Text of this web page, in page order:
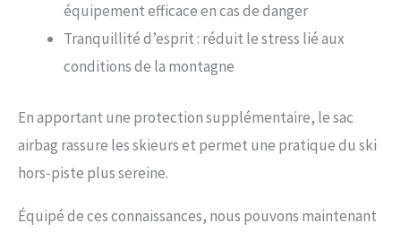
équipement efficace en cas de danger
Tranquillité d’esprit : réduit le stress lié aux
conditions de la montagne
En apportant une protection supplémentaire, le sac
airbag rassure les skieurs et permet une pratique du ski
hors-piste plus sereine.
Équipé de ces connaissances, nous pouvons maintenant